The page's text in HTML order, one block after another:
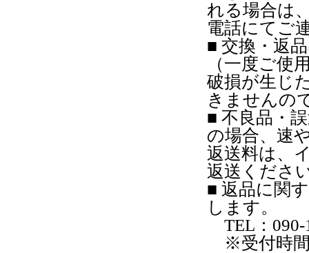
れる場合は
電話にてご
■ 交換・返
（一度ご使
破損が生じ
きませんの
■ 不良品・
の場合、速
返送料は、
返送くださ
■ 返品に関
します。
TEL：090-
※受付時間